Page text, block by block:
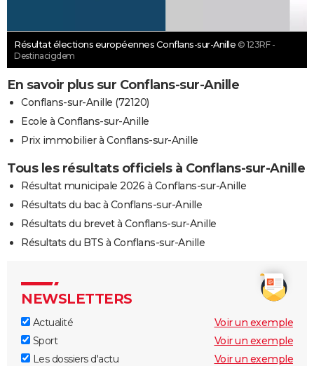
Résultat élections européennes Conflans-sur-Anille © 123RF -
Destinacigdem
En savoir plus sur Conflans-sur-Anille
Conflans-sur-Anille (72120)
Ecole à Conflans-sur-Anille
Prix immobilier à Conflans-sur-Anille
Tous les résultats officiels à Conflans-sur-Anille
Résultat municipale 2026 à Conflans-sur-Anille
Résultats du bac à Conflans-sur-Anille
Résultats du brevet à Conflans-sur-Anille
Résultats du BTS à Conflans-sur-Anille
NEWSLETTERS
Actualité
Voir un exemple
Sport
Voir un exemple
Les dossiers d'actu
Voir un exemple